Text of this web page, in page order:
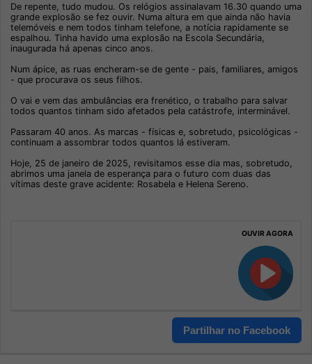
De repente, tudo mudou. Os relógios assinalavam 16.30 quando uma
grande explosão se fez ouvir. Numa altura em que ainda não havia
telemóveis e nem todos tinham telefone, a notícia rapidamente se
espalhou. Tinha havido uma explosão na Escola Secundária,
inaugurada há apenas cinco anos.
Num ápice, as ruas encheram-se de gente - pais, familiares, amigos
- que procurava os seus filhos.
O vai e vem das ambulâncias era frenético, o trabalho para salvar
todos quantos tinham sido afetados pela catástrofe, interminável.
Passaram 40 anos. As marcas - físicas e, sobretudo, psicológicas -
continuam a assombrar todos quantos lá estiveram.
Hoje, 25 de janeiro de 2025, revisitamos esse dia mas, sobretudo,
abrimos uma janela de esperança para o futuro com duas das
vítimas deste grave acidente: Rosabela e Helena Sereno.
OUVIR AGORA
Partilhar no Facebook